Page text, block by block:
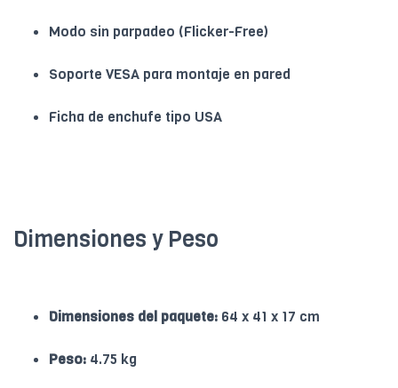
Modo sin parpadeo (Flicker-Free)
Soporte VESA para montaje en pared
Ficha de enchufe tipo USA
Dimensiones y Peso
Dimensiones del paquete: 64 x 41 x 17 cm
Peso: 4.75 kg